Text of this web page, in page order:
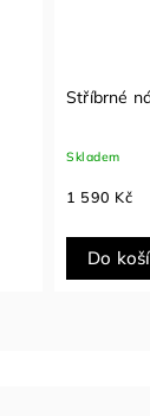
Stříbrné
Skladem
1 590 Kč
Do